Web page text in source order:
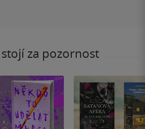
za pozornost